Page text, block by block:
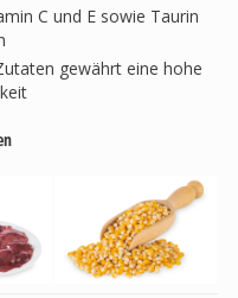
C und E sowie Taurin
gewährt eine hohe